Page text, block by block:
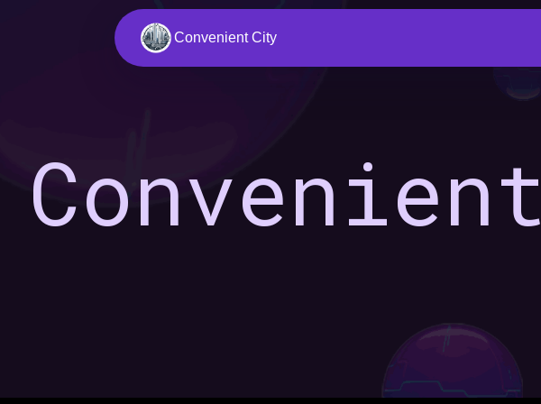
Convenient City
Convenient